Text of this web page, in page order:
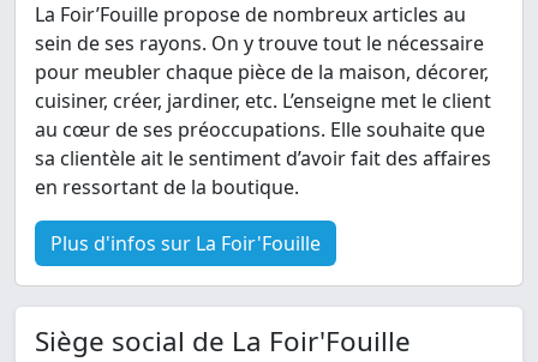
La Foir’Fouille propose de nombreux articles au
sein de ses rayons. On y trouve tout le nécessaire
pour meubler chaque pièce de la maison, décorer,
cuisiner, créer, jardiner, etc. L’enseigne met le client
au cœur de ses préoccupations. Elle souhaite que
sa clientèle ait le sentiment d’avoir fait des affaires
en ressortant de la boutique.
Plus d'infos sur La Foir'Fouille
Siège social de La Foir'Fouille